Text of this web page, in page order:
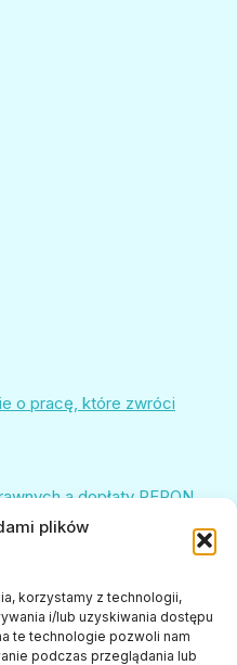
plików
korzystamy z technologii,
i/lub uzyskiwania dostępu
te technologie pozwoli nam
podczas przeglądania lub
o pracę, które zwróci
a dopłaty PFRON.
firmy?
osoba z orzeczeniem w